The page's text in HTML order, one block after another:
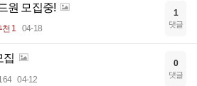
원 모집중!
천 1 04-18
1
댓글
집
04-12
0
댓글